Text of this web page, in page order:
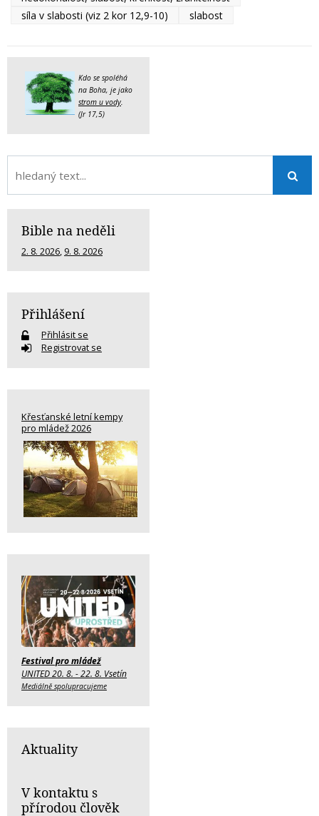
síla v slabosti (viz 2 kor 12,9-10)
slabost
Kdo se spoléhá
na Boha, je jako
strom u vody.
(Jr 17,5)
Bible na neděli
2. 8. 2026, 9. 8. 2026
Přihlášení
Přihlásit se
Registrovat se
Křesťanské letní kempy
pro mládež 2026
Festival pro mládež
UNITED 20. 8. - 22. 8. Vsetín
Mediálně spolupracujeme
Aktuality
V kontaktu s
přírodou člověk